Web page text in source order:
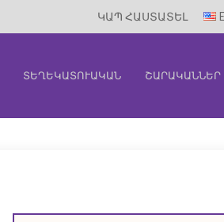
ԿԱՊ ՀԱՍՏԱՏԵԼ
ՏԵՂԵԿԱՏՈՒԱԿԱՆ ՇԱՐԱԿԱՆՆԵՐ